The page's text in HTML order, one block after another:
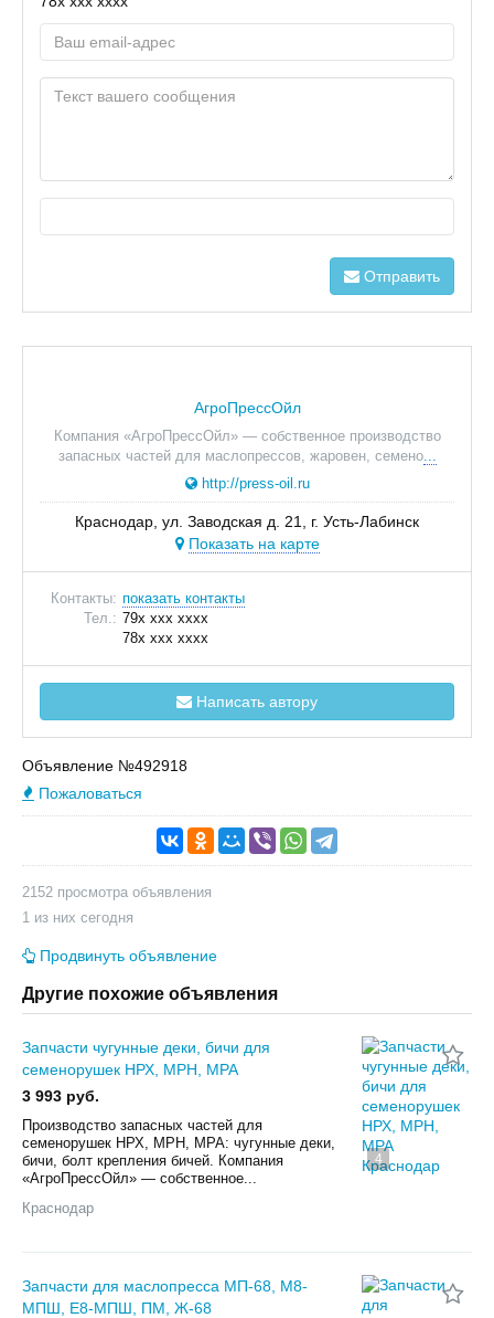
Отправить
АгроПрессОйл
Компания «АгроПрессОйл» — собственное производство
запасных частей для маслопрессов, жаровен, семено...
http://press-oil.ru
Краснодар, ул. Заводская д. 21, г. Усть-Лабинск
Показать на карте
Контакты: показать контакты
Тел.: 79x xxx xxxx
78x xxx xxxx
Написать автору
Объявление №492918
Пожаловаться
2152 просмотра объявления
1 из них сегодня
Продвинуть объявление
Другие похожие объявления
4
Запчасти чугунные деки, бичи для
семенорушек НРХ, МРН, МРА
3 993 руб.
Производство запасных частей для
семенорушек НРХ, МРН, МРА: чугунные деки,
бичи, болт крепления бичей. Компания
«АгроПрессОйл» — собственное...
Краснодар
Запчасти для маслопресса МП-68, М8-
МПШ, Е8-МПШ, ПМ, Ж-68